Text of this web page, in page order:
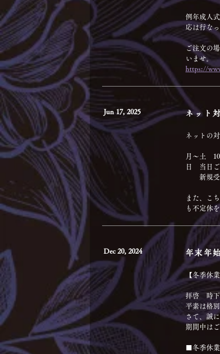
例年成人
応は行な
ご注文の
いませ。
https://
Jun 17, 2025 ネット
ネットの
月〜土　
日　当日
新規受付
また、こ
も不定休
Dec 20, 2024 年末年
【冬季休
拝啓　時
平素は格
さて、誠
期間中は
■冬季休